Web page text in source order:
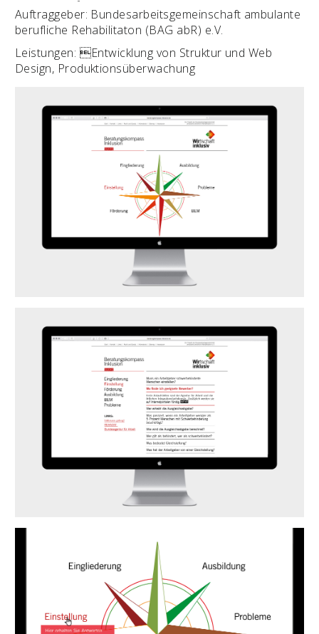
Auftraggeber: Bundesarbeitsgemeinschaft ambulante
berufliche Rehabilitaton (BAG abR) e.V.
Leistungen: Entwicklung von Struktur und Web
Design, Produktionsüberwachung